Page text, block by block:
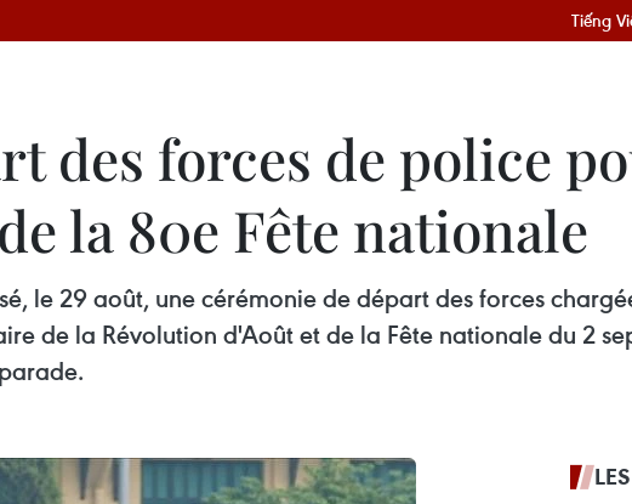
Tiếng
des forces de police
la 80e Fête nationale
le 29 août, une cérémonie de départ des forces
de la Révolution d'Août et de la Fête nationale du 2